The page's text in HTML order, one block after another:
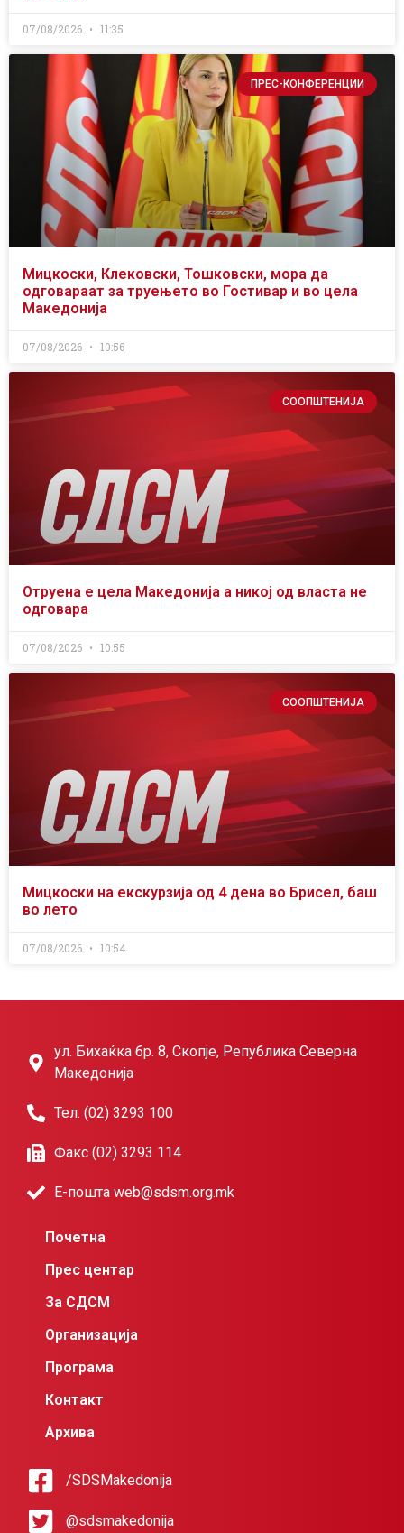
07/08/2026 11:35
ПРЕС-КОНФЕРЕНЦИИ
Мицкоски, Клековски, Тошковски, мора да
одговараат за труењето во Гостивар и во цела
Македонија
07/08/2026 10:56
СООПШТЕНИЈА
Отруена е цела Македонија а никој од власта не
одговара
07/08/2026 10:55
СООПШТЕНИЈА
Мицкоски на екскурзија од 4 дена во Брисел, баш
во лето
07/08/2026 10:54
ул. Бихаќка бр. 8, Скопје, Република Северна
Македонија
Тел. (02) 3293 100
Факс (02) 3293 114
Е-пошта web@sdsm.org.mk
Почетна
Прес центар
За СДСМ
Организација
Програма
Контакт
Архива
/SDSMakedonija
@sdsmakedonija